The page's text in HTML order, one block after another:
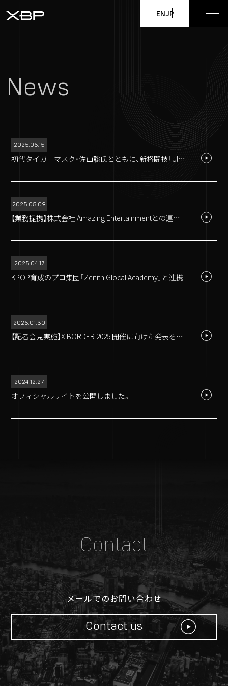
ENJP
Accsess
GoogleMAP
News
2025.05.15
初代タイガーマスク・佐山聡氏とともに、新格闘技「Ultimate Shooting」を展開へ
2025.05.09
【業務提携】株式会社 Amazing Entertainmentとの連携が決定
2025.04.17
KPOP育成のプロ集団「Zenith Glocal Academy」と連携
2025.01.30
【記者会見実施】X BORDER 2025 開催に向けた発表を実施
2024.12.27
オフィシャルサイトを公開しました。
Contact
メールでのお問い合わせ
Contact us